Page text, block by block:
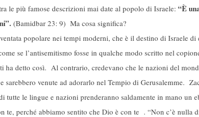
le più famose descrizioni mai date al popolo di Israele: “È
(Bamidbar 23: 9) Ma cosa significa?
popolare nei tempi moderni, che è il destino di Israele di
se l’antisemitismo fosse in qualche modo scritto nel
ha detto così. Al contrario, credevano che le nazioni del
sarebbero venute ad adorarlo nel Tempio di Gerusalemme.
tutte le lingue e nazioni prenderanno saldamente in mano un
te, perché abbiamo sentito che Dio è con te . “Non c’è nulla